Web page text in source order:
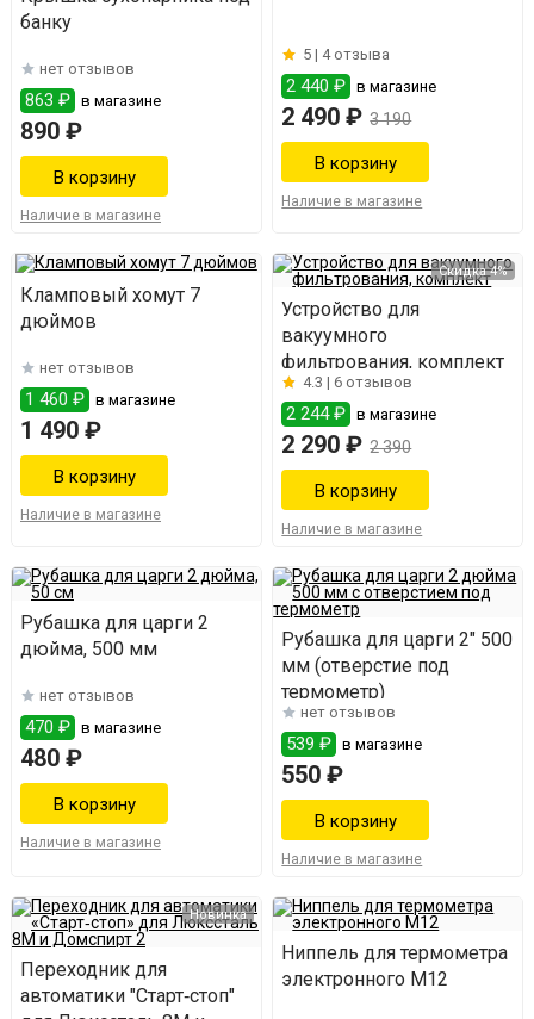
банку
нет отзывов
863 ₽ в магазине
890 ₽
Наличие в магазине
5 | 4 отзыва
2 440 ₽ в магазине
2 490 ₽ 3 190
Наличие в магазине
Кламповый хомут 7
дюймов
нет отзывов
1 460 ₽ в магазине
1 490 ₽
Наличие в магазине
Скидка 4%
Устройство для
вакуумного
фильтрования, комплект
4.3 |6 отзывов
2 244 ₽ в магазине
2 290 ₽ 2 390
Наличие в магазине
Рубашка для царги 2
дюйма, 500 мм
нет отзывов
470 ₽ в магазине
480 ₽
Наличие в магазине
Рубашка для царги 2" 500
мм (отверстие под
термометр)
нет отзывов
539 ₽ в магазине
550 ₽
Наличие в магазине
Новинка
Переходник для
автоматики "Старт‑стоп"
Ниппель для термометра
электронного М12